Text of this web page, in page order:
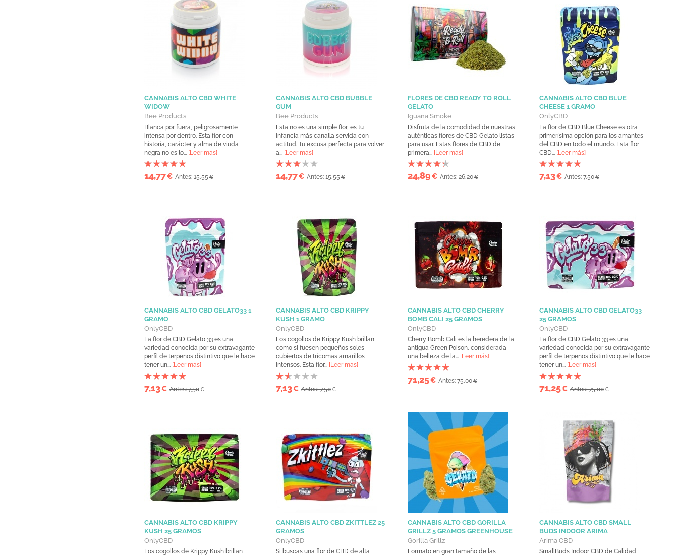
CANNABIS ALTO CBD WHITE
WIDOW
Bee Products
Blanca por fuera, peligrosamente
intensa por dentro. Esta flor con
historia, carácter y alma de viuda
negra no es lo... [Leer más]
14,77€ Antes: 15,55€
CANNABIS ALTO CBD BUBBLE
GUM
Bee Products
Esta no es una simple flor, es tu
infancia más canalla servida con
actitud. Tu excusa perfecta para volver
a... [Leer más]
14,77€ Antes: 15,55€
FLORES DE CBD READY TO ROLL
GELATO
Iguana Smoke
Disfruta de la comodidad de nuestras
auténticas flores de CBD Gelato listas
para usar. Estas flores de CBD de
primera... [Leer más]
24,89€ Antes: 26,20€
CANNABIS ALTO CBD BLUE
CHEESE 1 GRAMO
OnlyCBD
La flor de CBD Blue Cheese es otra
primerísima opción para los amantes
del CBD en todo el mundo. Esta flor
CBD... [Leer más]
7,13€ Antes: 7,50€
CANNABIS ALTO CBD GELATO33 1
GRAMO
OnlyCBD
La flor de CBD Gelato 33 es una
variedad conocida por su extravagante
perfil de terpenos distintivo que le hace
tener un... [Leer más]
7,13€ Antes: 7,50€
CANNABIS ALTO CBD KRIPPY
KUSH 1 GRAMO
OnlyCBD
Los cogollos de Krippy Kush brillan
como si fuesen pequeños soles
cubiertos de tricomas amarillos
intensos. Esta flor... [Leer más]
7,13€ Antes: 7,50€
CANNABIS ALTO CBD CHERRY
BOMB CALI 25 GRAMOS
OnlyCBD
Cherry Bomb Cali es la heredera de la
antigua Green Poison, considerada
una belleza de la... [Leer más]
71,25€ Antes: 75,00€
CANNABIS ALTO CBD GELATO33
25 GRAMOS
OnlyCBD
La flor de CBD Gelato 33 es una
variedad conocida por su extravagante
perfil de terpenos distintivo que le hace
tener un... [Leer más]
71,25€ Antes: 75,00€
CANNABIS ALTO CBD KRIPPY
KUSH 25 GRAMOS
OnlyCBD
Los cogollos de Krippy Kush brillan
CANNABIS ALTO CBD ZKITTLEZ 25
GRAMOS
OnlyCBD
Si buscas una flor de CBD de alta
CANNABIS ALTO CBD GORILLA
GRILLZ 5 GRAMOS GREENHOUSE
Gorilla Grillz
Formato en gran tamaño de las
CANNABIS ALTO CBD SMALL
BUDS INDOOR ARIMA
Arima CBD
SmallBuds Indoor CBD de Calidad